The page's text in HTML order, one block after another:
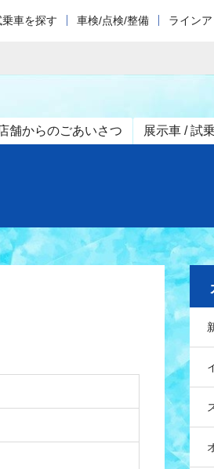
車を探す 車検/点検/整備 ライン
舗からのごあいさつ 展示車 / 試